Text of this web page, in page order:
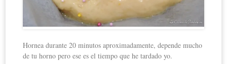
Hornea durante 20 minutos aproximadamente, depende mucho
de tu horno pero ese es el tiempo que he tardado yo.